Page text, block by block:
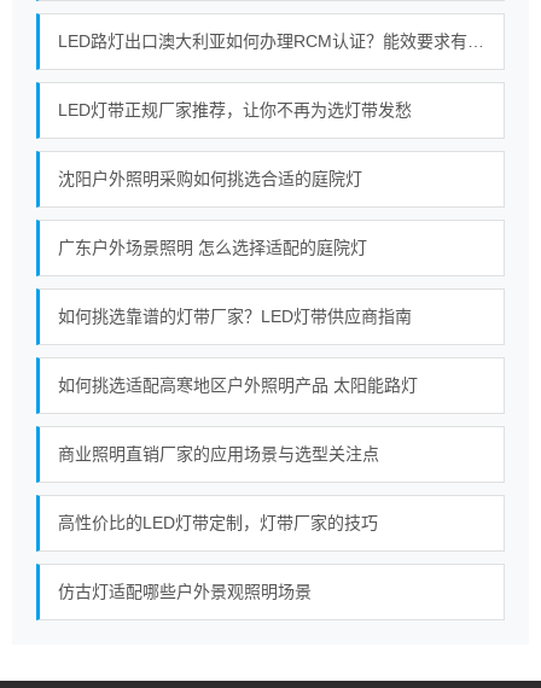
LED灯带正规厂家推荐，让你不再为选灯带发愁
沈阳户外照明采购如何挑选合适的庭院灯
广东户外场景照明 怎么选择适配的庭院灯
如何挑选靠谱的灯带厂家？LED灯带供应商指南
如何挑选适配高寒地区户外照明产品 太阳能路灯
商业照明直销厂家的应用场景与选型关注点
高性价比的LED灯带定制，灯带厂家的技巧
仿古灯适配哪些户外景观照明场景